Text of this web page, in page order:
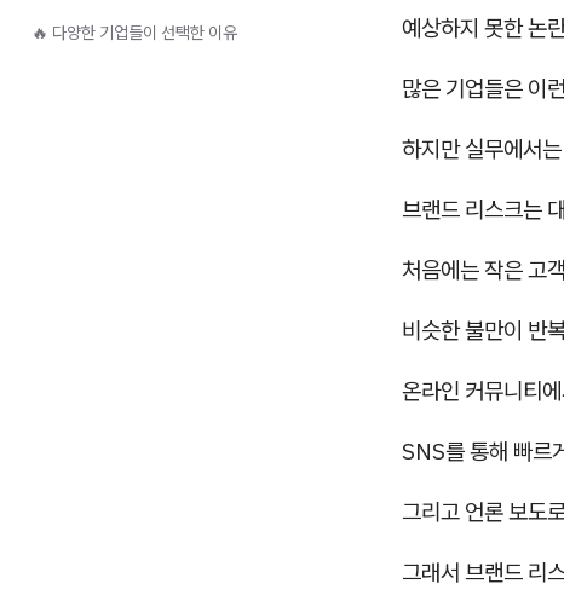
예상하지 못한 논
많은 기업들은 이
하지만 실무에서
브랜드 리스크는
처음에는 작은 고
비슷한 불만이 반
온라인 커뮤니티
SNS를 통해 빠르
그리고 언론 보도
그래서 브랜드 리
🔥 다양한 기업들이 선택한 이유